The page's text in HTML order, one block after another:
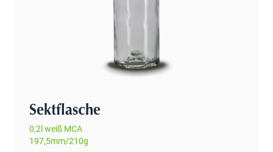
Sektflasche
0,2l weiß MCA
197,5mm/210g